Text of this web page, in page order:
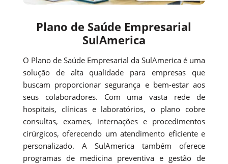
Plano de Saúde Empresarial
SulAmerica
O Plano de Saúde Empresarial da SulAmerica é uma
solução de alta qualidade para empresas que
buscam proporcionar segurança e bem-estar aos
seus colaboradores. Com uma vasta rede de
hospitais, clínicas e laboratórios, o plano cobre
consultas, exames, internações e procedimentos
cirúrgicos, oferecendo um atendimento eficiente e
personalizado. A SulAmerica também oferece
programas de medicina preventiva e gestão de